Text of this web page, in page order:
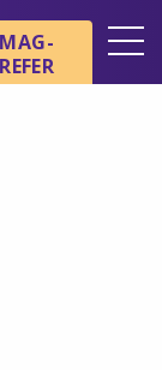
MAG-
REFER